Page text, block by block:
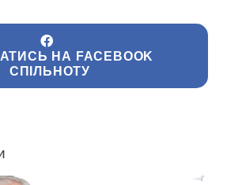
НА FACEBOOK
СПІЛЬНОТУ